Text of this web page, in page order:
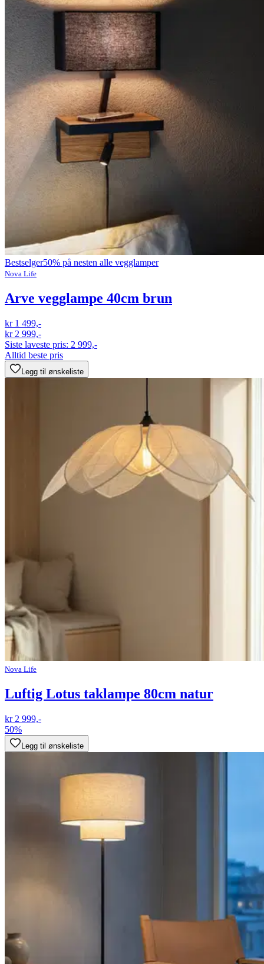
Bestselger50% på nesten alle vegglamper
Nova Life
Arve vegglampe 40cm brun
kr 1 499,-
kr 2 999,-
Siste laveste pris: 2 999,-
Alltid beste pris
Legg til ønskeliste
Nova Life
Luftig Lotus taklampe 80cm natur
kr 2 999,-
50%
Legg til ønskeliste